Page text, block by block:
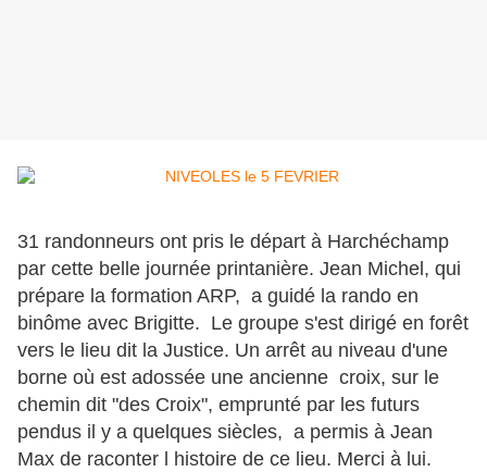
31 randonneurs ont pris le départ à Harchéchamp
par cette belle journée printanière. Jean Michel, qui
prépare la formation ARP, a guidé la rando en
binôme avec Brigitte. Le groupe s'est dirigé en forêt
vers le lieu dit la Justice. Un arrêt au niveau d'une
borne où est adossée une ancienne croix, sur le
chemin dit "des Croix", emprunté par les futurs
pendus il y a quelques siècles, a permis à Jean
Max de raconter l histoire de ce lieu. Merci à lui.